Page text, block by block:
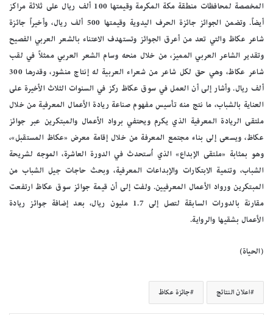
المخصصة لمحافظات منطقة مكة المكرمة وقيمتها 100 ألف ريال على ثلاثة مراكز
أيضاً. وتضمن الجوائز جائزة الحرف اليدوية وقيمتها 500 ألف ريال، وأخيراً جائزة
شاعر عكاظ والتي تعد من أعرق الجوائز وتستهدف الاعتناء بالشعر العربي الفصيح
وتقدير الشاعر العربي المميز، من خلال منحه وسام الشعر العربي ممثلاً في لقب
شاعر عكاظ، وهي حق لكل شاعر من شعراء العربية له إنتاج منشور، وقدرها 300
ألف ريال. وأشار إلى أن العمل في سوق عكاظ ركز في السنوات الثلاث الأخيرة على
العناية بالشباب، ما نتج منه تأسيس مفهوم صناعة ريادة الأعمال المعرفية من خلال
ملتقى الريادة المعرفية الذي يكرم ويحتفي برواد الأعمال والمبتكرين عبر جوائز
عكاظ، ويسعى إلى بناء مجتمع المعرفة من خلال إقامة معرض «عكاظ المستقبل»،
وهو بمثابة «ملتقى الإبداع» الذي اُستحدث في الدورة العاشرة، الموجه لشريحة
الشباب، وتنمية الابتكارات والإبداعات المعرفية، وبحث حاجات جيل الشباب من
المبتكرين ورواد الأعمال المعرفيين. ولفت إلى أن قيمة جوائز سوق عكاظ ارتفعت
مقارنة بالدورات السابقة لتصل إلى 1.7 مليون ريال، بعد إضافة جوائز ريادة
الأعمال بشقيها والرواية.
(الحياة)
اعلان النتائج جائزة عكاظ